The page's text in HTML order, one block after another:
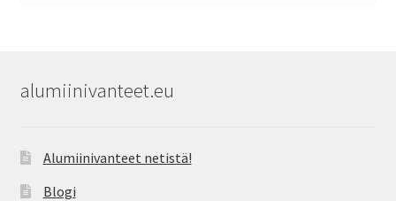
alumiinivanteet.eu
Alumiinivanteet netistä!
Blogi